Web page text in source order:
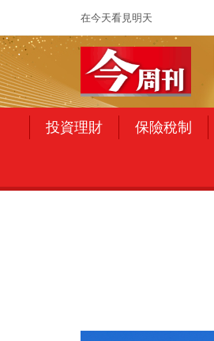
在今天看見明天
投資理財 保險稅制